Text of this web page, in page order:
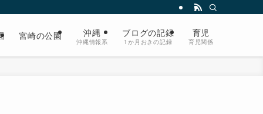
宮崎の公園 沖縄
沖縄情報系
ブログの記録
1か月おきの記録
育児
育児関係